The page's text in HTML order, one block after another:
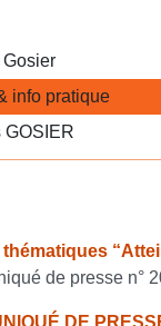
Gosier
info pratique
GOSIER
de presse n°
DE